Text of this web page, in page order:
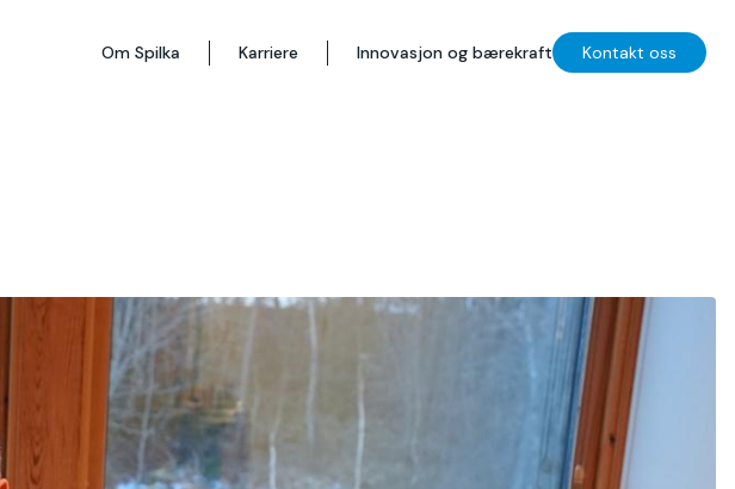
Om Spilka Karriere Innovasjon og bærekraft Kontakt oss